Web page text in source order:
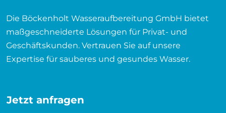
Die Böckenholt Wasseraufbereitung GmbH bietet
maßgeschneiderte Lösungen für Privat- und
Geschäftskunden. Vertrauen Sie auf unsere
Expertise für sauberes und gesundes Wasser.
Jetzt anfragen